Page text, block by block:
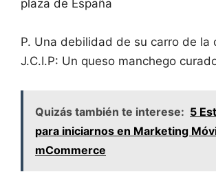
plaza de España
P. Una debilidad de su carro de la
J.C.I.P: Un queso manchego
Quizás también te interese: 5
para iniciarnos en Marketing
mCommerce